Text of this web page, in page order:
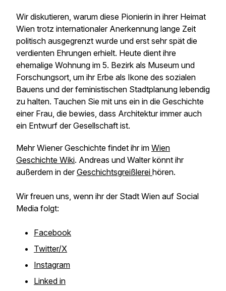
Wir diskutieren, warum diese Pionierin in ihrer Heimat
Wien trotz internationaler Anerkennung lange Zeit
politisch ausgegrenzt wurde und erst sehr spät die
verdienten Ehrungen erhielt. Heute dient ihre
ehemalige Wohnung im 5. Bezirk als Museum und
Forschungsort, um ihr Erbe als Ikone des sozialen
Bauens und der feministischen Stadtplanung lebendig
zu halten. Tauchen Sie mit uns ein in die Geschichte
einer Frau, die bewies, dass Architektur immer auch
ein Entwurf der Gesellschaft ist.
Mehr Wiener Geschichte findet ihr im Wien
Geschichte Wiki. Andreas und Walter könnt ihr
außerdem in derGeschichtsgreißlerei hören.
Wir freuen uns, wenn ihr der Stadt Wien auf Social
Media folgt:
Facebook
Twitter/X
Instagram
Linked in